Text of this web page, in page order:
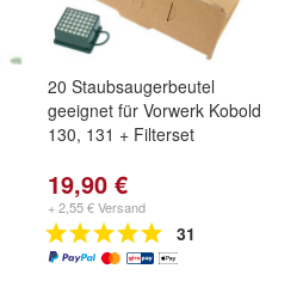
20 Staubsaugerbeutel
geeignet für Vorwerk Kobold
130, 131 + Filterset
19,90 €
+ 2,55 € Versand
31